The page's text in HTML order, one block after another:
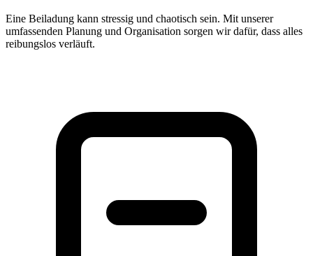
Eine Beiladung kann stressig und chaotisch sein. Mit unserer
umfassenden Planung und Organisation sorgen wir dafür, dass alles
reibungslos verläuft.